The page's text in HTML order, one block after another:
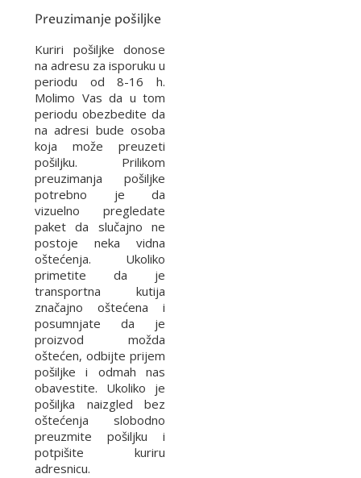
Preuzimanje pošiljke
Kuriri pošiljke donose
na adresu za isporuku u
periodu od 8-16 h.
Molimo Vas da u tom
periodu obezbedite da
na adresi bude osoba
koja može preuzeti
pošiljku. Prilikom
preuzimanja pošiljke
potrebno je da
vizuelno pregledate
paket da slučajno ne
postoje neka vidna
oštećenja. Ukoliko
primetite da je
transportna kutija
značajno oštećena i
posumnjate da je
proizvod možda
oštećen, odbijte prijem
pošiljke i odmah nas
obavestite. Ukoliko je
pošiljka naizgled bez
oštećenja slobodno
preuzmite pošiljku i
potpišite kuriru
adresnicu.